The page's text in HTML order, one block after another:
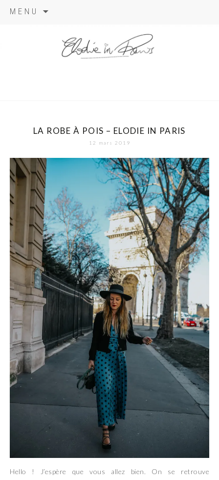
MENU
LA ROBE À POIS – ELODIE IN PARIS
12 mars 2019
Hello ! J’espère que vous allez bien. On se retrouve